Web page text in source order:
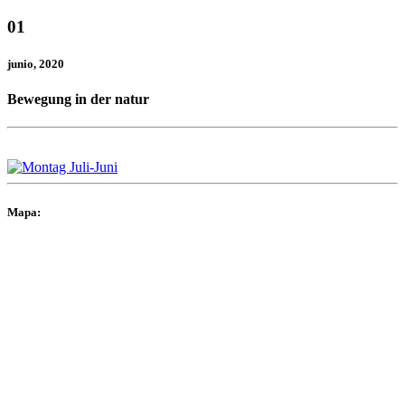
01
junio, 2020
Bewegung in der natur
Mapa: